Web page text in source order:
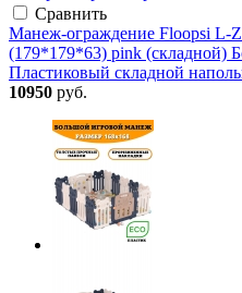
Сравнить
Манеж-ограждение Floopsi L-
(179*179*63) pink (складной)
Пластиковый складной
10950 руб.